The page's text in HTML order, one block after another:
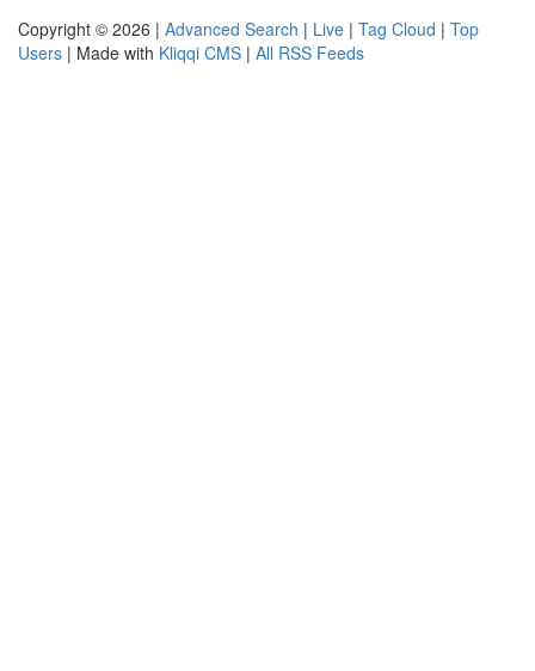
Copyright © 2026 | Advanced Search | Live | Tag Cloud | Top
Users | Made with Kliqqi CMS | All RSS Feeds